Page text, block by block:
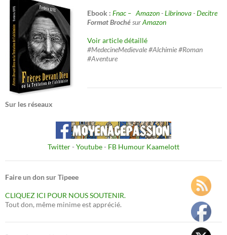
Ebook : Fnac – Amazon-Librinova-Decitre
Format BrochésurAmazon
Voir article détaillé
#MedecineMedievale #Alchimie #Roman
#Aventure
Sur les réseaux
Twitter- Youtube- FB Humour Kaamelott
Faire un don sur Tipeee
CLIQUEZ ICI POUR NOUS SOUTENIR.
Tout don, même minime est apprécié.